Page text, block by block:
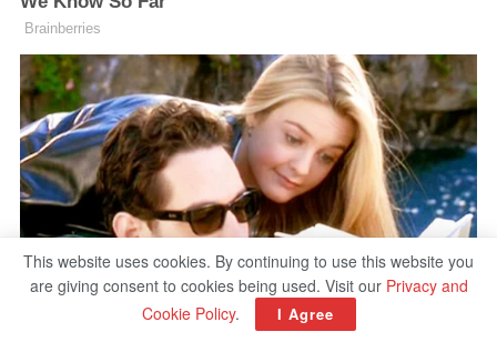
This website uses cookies. By continuing to use this website you
are giving consent to cookies being used. Visit our Privacy and
Cookie Policy. I Agree